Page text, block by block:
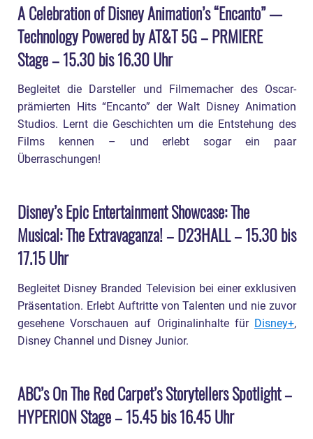
A Celebration of Disney Animation’s “Encanto” —
Technology Powered by AT&T 5G – PRMIERE
Stage – 15.30 bis 16.30 Uhr
Begleitet die Darsteller und Filmemacher des Oscar-
prämierten Hits “Encanto” der Walt Disney Animation
Studios. Lernt die Geschichten um die Entstehung des
Films kennen – und erlebt sogar ein paar
Überraschungen!
Disney’s Epic Entertainment Showcase: The
Musical: The Extravaganza! – D23HALL – 15.30 bis
17.15 Uhr
Begleitet Disney Branded Television bei einer exklusiven
Präsentation. Erlebt Auftritte von Talenten und nie zuvor
gesehene Vorschauen auf Originalinhalte für Disney+,
Disney Channel und Disney Junior.
ABC’s On The Red Carpet’s Storytellers Spotlight –
HYPERION Stage – 15.45 bis 16.45 Uhr